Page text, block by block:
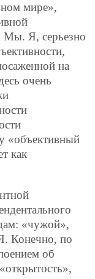
мире»,
Мы. Я, серьезно
на
очень
«объективный
как
«чужой»,
Конечно, по
об